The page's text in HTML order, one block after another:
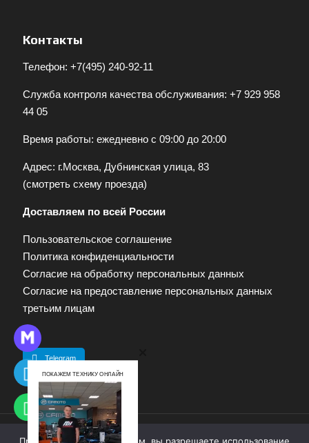
Контакты
Телефон: +7(495) 240-92-11
Служба контроля качества обслуживания: +7 929 958
44 05
Время работы: ежедневно с 09:00 до 20:00
Адрес: г.Москва, Дубнинская улица, 83
(смотреть схему проезда)
Доставляем по всей России
Пользовательское соглашение
Политика конфиденциальности
Согласие на обработку персональных данных
Согласие на предоставление персональных данных
третьим лицам
Telegram
ПОКАЖЕМ ТЕХНИКУ ОНЛАЙН